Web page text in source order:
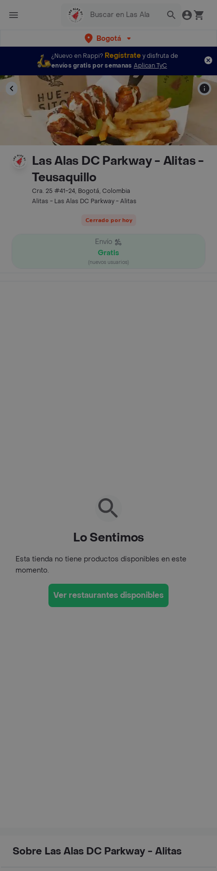
Bogotá
¿Nuevo en Rappi? Regístratey disfruta de
envíos gratis por semanas Aplican TyC
Las Alas DC Parkway - Alitas -
Teusaquillo
Cra. 25 #41-24, Bogotá, Colombia
Alitas - Las Alas DC Parkway - Alitas
Cerrado por hoy
Envío
Gratis
(nuevos usuarios)
Lo Sentimos
Esta tienda no tiene productos disponibles en este
momento.
Ver restaurantes disponibles
Sobre Las Alas DC Parkway - Alitas